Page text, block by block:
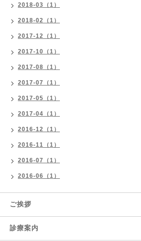
2018-03（1）
2018-02（1）
2017-12（1）
2017-10（1）
2017-08（1）
2017-07（1）
2017-05（1）
2017-04（1）
2016-12（1）
2016-11（1）
2016-07（1）
2016-06（1）
ご挨拶
診療案内